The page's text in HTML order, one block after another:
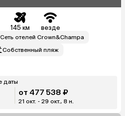
145 км везде
Сеть отелей Crown&Champa
Собственный пляж
даты
от 477 538 ₽
21 окт. - 29 окт., 8 н.